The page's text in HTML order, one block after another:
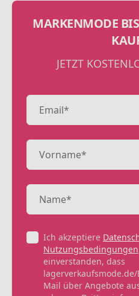
MARKENMODE
JETZT
Ich akzeptiere
Nutzungsbedingungen
einverstanden, dass
Mail über Angebote